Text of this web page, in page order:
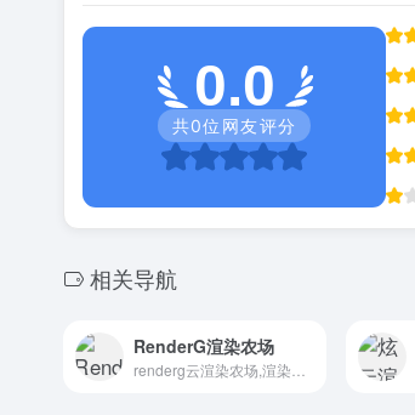
0.0
共0位网友评分
相关导航
RenderG渲染农场